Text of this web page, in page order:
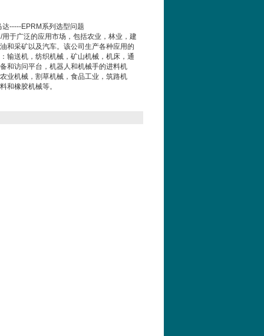
-----EPRM系列选型问题
于广泛的应用市场，包括农业，林业，建
和采矿以及汽车。该公司生产各种应用的
输送机，纺织机械，矿山机械，机床，通
和访问平台，机器人和机械手的进料机
业机械，割草机械，食品工业，筑路机
和橡胶机械等。